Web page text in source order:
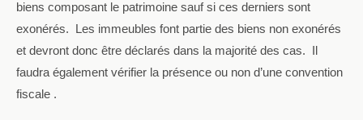
biens composant le patrimoine sauf si ces derniers sont
exonérés.
Les immeubles font partie des biens non exonérés
et devront donc être déclarés dans la majorité des cas.
faudra également vérifier la présence ou non d’une convention
fiscale .